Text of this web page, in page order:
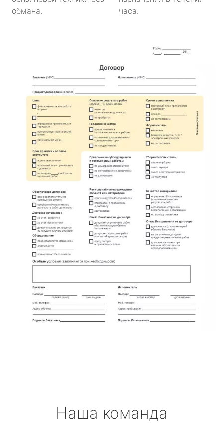
обмана.
часа.
Наша команда